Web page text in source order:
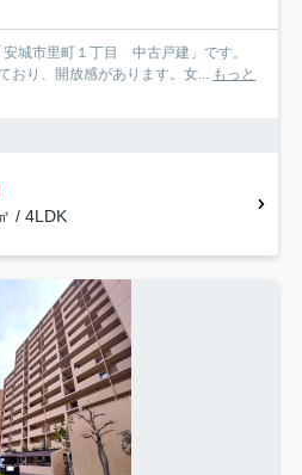
城市里町１丁目 中古戸建」です。
おり、開放感があります。女... もっと
/ 4LDK